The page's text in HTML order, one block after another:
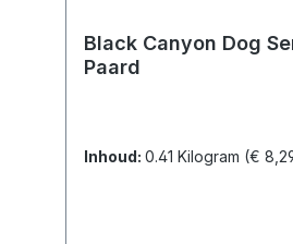
Black Canyon Dog
Paard
Inhoud: 0.41 Kilogram (€